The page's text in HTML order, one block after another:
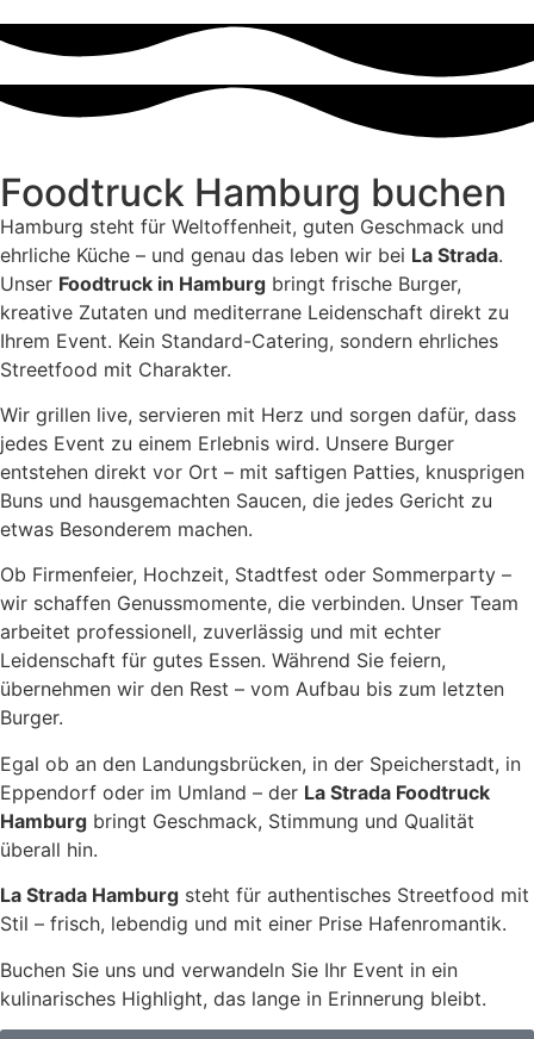
Foodtruck Hamburg buchen
Hamburg steht für Weltoffenheit, guten Geschmack und
ehrliche Küche – und genau das leben wir bei La Strada.
Unser Foodtruck in Hamburg bringt frische Burger,
kreative Zutaten und mediterrane Leidenschaft direkt zu
Ihrem Event. Kein Standard-Catering, sondern ehrliches
Streetfood mit Charakter.
Wir grillen live, servieren mit Herz und sorgen dafür, dass
jedes Event zu einem Erlebnis wird. Unsere Burger
entstehen direkt vor Ort – mit saftigen Patties, knusprigen
Buns und hausgemachten Saucen, die jedes Gericht zu
etwas Besonderem machen.
Ob Firmenfeier, Hochzeit, Stadtfest oder Sommerparty –
wir schaffen Genussmomente, die verbinden. Unser Team
arbeitet professionell, zuverlässig und mit echter
Leidenschaft für gutes Essen. Während Sie feiern,
übernehmen wir den Rest – vom Aufbau bis zum letzten
Burger.
Egal ob an den Landungsbrücken, in der Speicherstadt, in
Eppendorf oder im Umland – der La Strada Foodtruck
Hamburg bringt Geschmack, Stimmung und Qualität
überall hin.
La Strada Hamburg steht für authentisches Streetfood mit
Stil – frisch, lebendig und mit einer Prise Hafenromantik.
Buchen Sie uns und verwandeln Sie Ihr Event in ein
kulinarisches Highlight, das lange in Erinnerung bleibt.